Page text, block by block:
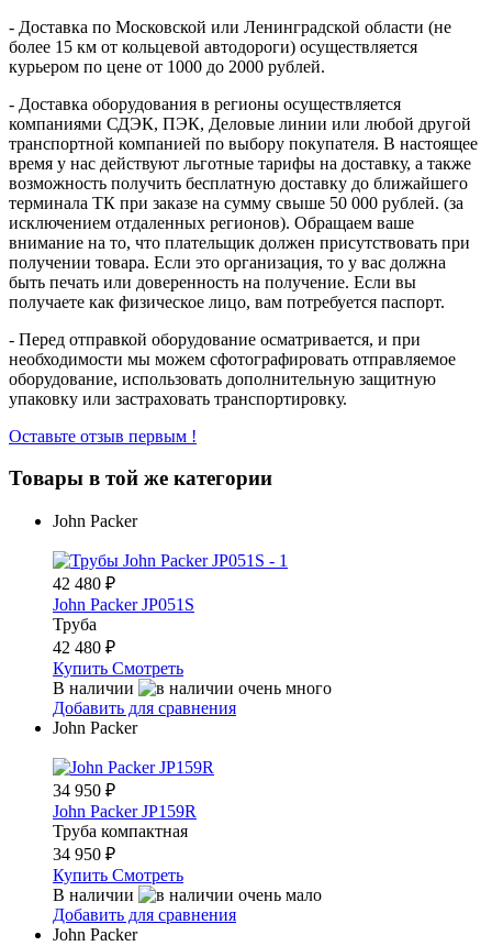
- Доставка по Московской или Ленинградской области (не
более 15 км от кольцевой автодороги) осуществляется
курьером по цене от 1000 до 2000 рублей.
- Доставка оборудования в регионы осуществляется
компаниями СДЭК, ПЭК, Деловые линии или любой другой
транспортной компанией по выбору покупателя. В настоящее
время у нас действуют льготные тарифы на доставку, а также
возможность получить бесплатную доставку до ближайшего
терминала ТК при заказе на сумму свыше 50 000 рублей. (за
исключением отдаленных регионов). Обращаем ваше
внимание на то, что плательщик должен присутствовать при
получении товара. Если это организация, то у вас должна
быть печать или доверенность на получение. Если вы
получаете как физическое лицо, вам потребуется паспорт.
- Перед отправкой оборудование осматривается, и при
необходимости мы можем сфотографировать отправляемое
оборудование, использовать дополнительную защитную
упаковку или застраховать транспортировку.
Оставьте отзыв первым !
Товары в той же категории
John Packer
42 480 ₽
John Packer JP051S
Труба
42 480 ₽
Купить Смотреть
В наличии
Добавить для сравнения
John Packer
34 950 ₽
John Packer JP159R
Труба компактная
34 950 ₽
Купить Смотреть
В наличии
Добавить для сравнения
John Packer